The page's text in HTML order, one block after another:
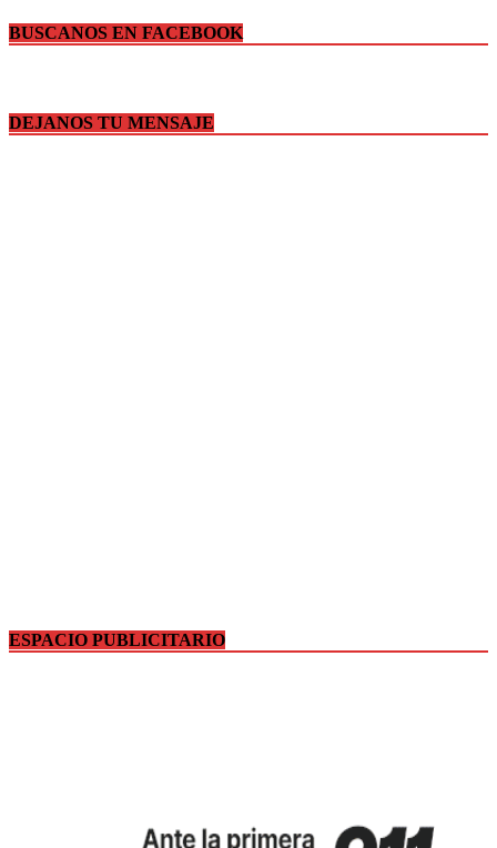
BUSCANOS EN FACEBOOK
DEJANOS TU MENSAJE
ESPACIO PUBLICITARIO